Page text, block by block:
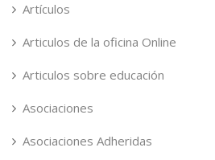
Artículos
Articulos de la oficina Online
Articulos sobre educación
Asociaciones
Asociaciones Adheridas